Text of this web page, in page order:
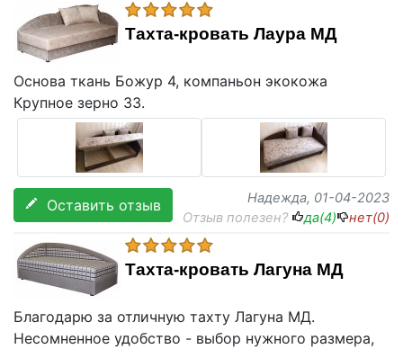
Тахта-кровать Лаура МД
Основа ткань Божур 4, компаньон экокожа
Крупное зерно 33.
Оставить отзыв Надежда, 01-04-2023
Отзыв полезен?
да(4) нет(0)
Тахта-кровать Лагуна МД
Благодарю за отличную тахту Лагуна МД.
Несомненное удобство - выбор нужного размера,